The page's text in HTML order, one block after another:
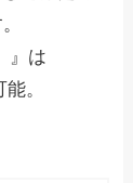
』は
。